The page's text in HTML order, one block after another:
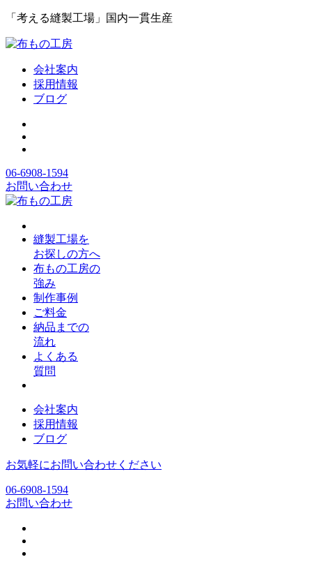
「考える縫製工場」国内一貫生産
会社案内
採用情報
ブログ
06-6908-1594
お問い合わせ
縫製工場を
お探しの方へ
布もの工房の
強み
制作事例
ご料金
納品までの
流れ
よくある
質問
会社案内
採用情報
ブログ
お気軽にお問い合わせください
06-6908-1594
お問い合わせ